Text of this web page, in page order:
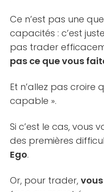
Ce n’est pas une
capacités : c’est
pas trader
pas ce que vous
Et n’allez pas croire
capable ».
Si c’est le cas, vous
des premières
Ego.
Or, pour trader,